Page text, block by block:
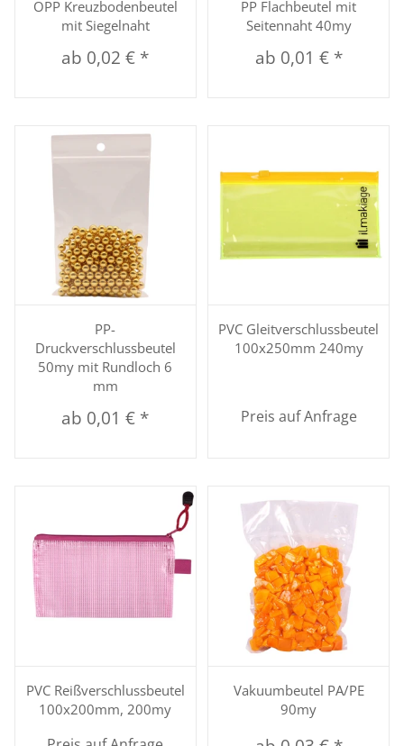
OPP Kreuzbodenbeutel
mit Siegelnaht
ab 0,02 € *
PP Flachbeutel mit
Seitennaht 40my
ab 0,01 € *
PP-
Druckverschlussbeutel
50my mit Rundloch 6
mm
ab 0,01 € *
PVC Gleitverschlussbeutel
100x250mm 240my
Preis auf Anfrage
PVC Reißverschlussbeutel
100x200mm, 200my
Vakuumbeutel PA/PE
90my